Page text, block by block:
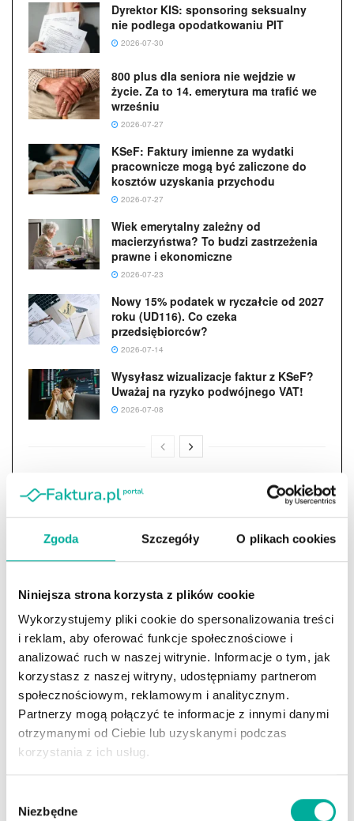
Zgoda Szczegóły O plikach cookies
Niniejsza strona korzysta z plików cookie
Wykorzystujemy pliki cookie do spersonalizowania treści
i reklam, aby oferować funkcje społecznościowe i
analizować ruch w naszej witrynie. Informacje o tym, jak
korzystasz z naszej witryny, udostępniamy partnerom
społecznościowym, reklamowym i analitycznym.
Partnerzy mogą połączyć te informacje z innymi danymi
otrzymanymi od Ciebie lub uzyskanymi podczas
korzystania z ich usług.
zgody
Niezbędne
Dyrektor KIS: sponsoring seksualny
nie podlega opodatkowaniu PIT
2026-07-30
800 plus dla seniora nie wejdzie w
życie. Za to 14. emerytura ma trafić we
wrześniu
2026-07-27
KSeF: Faktury imienne za wydatki
pracownicze mogą być zaliczone do
kosztów uzyskania przychodu
2026-07-27
Wiek emerytalny zależny od
macierzyństwa? To budzi zastrzeżenia
prawne i ekonomiczne
2026-07-23
Nowy 15% podatek w ryczałcie od 2027
roku (UD116). Co czeka
przedsiębiorców?
2026-07-14
Wysyłasz wizualizacje faktur z KSeF?
Uważaj na ryzyko podwójnego VAT!
2026-07-08
Według raportu PARP, aż
33% przedsiębiorców
MŚPwskazuje pogorszenie płynności jako
największe zagrożenie dla dalszego działania firmy.
To sygnał, że takie wpadki, jak w przypadku MC
wpływ cash flow. Czy znasz narzędzi finansowe,
które mogą pomóc w utrzymaniu płynność firmy, bez
obciążania jej zdolności kredytowej?
Dowiedz się więcej
Szanse realizacji — kampania, nie